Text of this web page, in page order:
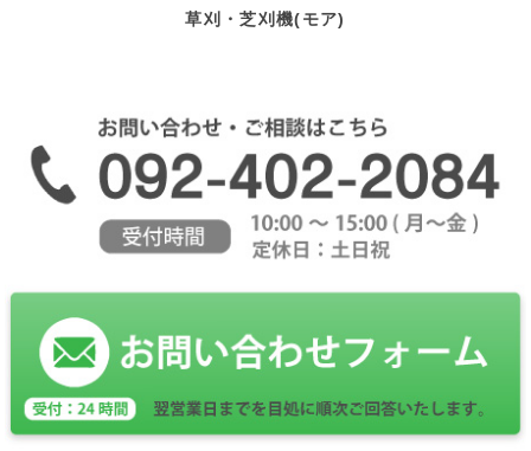
草刈・芝刈機(モア)